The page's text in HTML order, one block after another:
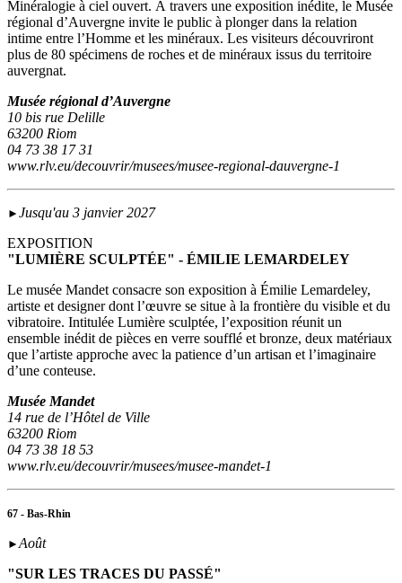
Minéralogie à ciel ouvert. À travers une exposition inédite, le Musée
régional d’Auvergne invite le public à plonger dans la relation
intime entre l’Homme et les minéraux. Les visiteurs découvriront
plus de 80 spécimens de roches et de minéraux issus du territoire
auvergnat.
Musée régional d’Auvergne
10 bis rue Delille
63200 Riom
04 73 38 17 31
www.rlv.eu/decouvrir/musees/musee-regional-dauvergne-1
► Jusqu'au 3 janvier 2027
EXPOSITION
"LUMIÈRE SCULPTÉE" - ÉMILIE LEMARDELEY
Le musée Mandet consacre son exposition à Émilie Lemardeley,
artiste et designer dont l’œuvre se situe à la frontière du visible et du
vibratoire. Intitulée Lumière sculptée, l’exposition réunit un
ensemble inédit de pièces en verre soufflé et bronze, deux matériaux
que l’artiste approche avec la patience d’un artisan et l’imaginaire
d’une conteuse.
Musée Mandet
14 rue de l’Hôtel de Ville
63200 Riom
04 73 38 18 53
www.rlv.eu/decouvrir/musees/musee-mandet-1
67 - Bas-Rhin
►Août
"SUR LES TRACES DU PASSÉ"